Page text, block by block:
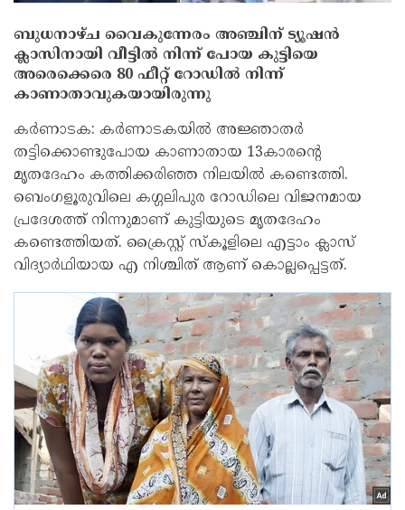
ബുധനാഴ്ച വൈകുന്നേരം അഞ്ചിന് ട്യൂഷന്‍
ക്ലാസിനായി വീട്ടില്‍ നിന്ന് പോയ കുട്ടിയെ
അരെക്കെരെ 80 ഫീറ്റ് റോഡില്‍ നിന്ന്
കാണാതാവുകയായിരുന്നു
കര്‍ണാടക: കര്‍ണാടകയില്‍ അജ്ഞാതര്‍
തട്ടിക്കൊണ്ടുപോയ കാണാതായ 13കാരന്റെ
മൃതദേഹം കത്തിക്കരിഞ്ഞ നിലയില്‍ കണ്ടെത്തി.
ബെംഗളൂരുവിലെ കഗ്ഗലിപുര റോഡിലെ വിജനമായ
പ്രദേശത്ത് നിന്നുമാണ് കുട്ടിയുടെ മൃതദേഹം
കണ്ടെത്തിയത്. ക്രൈസ്റ്റ് സ്‌കൂളിലെ എട്ടാം ക്ലാസ്
വിദ്യാര്‍ഥിയായ എ നിശ്ചിത് ആണ് കൊല്ലപ്പെട്ടത്.